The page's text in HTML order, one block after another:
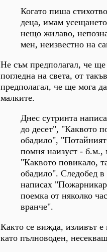
Когато пиша
деца, имам усещането
нещо жилаво,
мен, неизвестно на
Не съм предполагал, че ще
погледна на света, от
предполагал, че ще мога
малките.
Днес сутринта
до десет", "Каквото
обадило",
помня наизуст - б.м.,
"Каквото повикало,
обадило". Следобед в
написах
поемка от няколко
вранче".
Както се вижда, изливът
като пълноводен,